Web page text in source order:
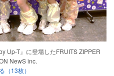
Up-T』に登場したFRUITS ZIPPER
NewS inc.
（13枚）